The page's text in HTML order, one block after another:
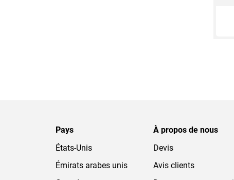
Pays
États-Unis
Émirats arabes unis
À propos de nous
Devis
Avis clients